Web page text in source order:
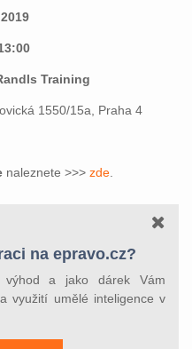
Training
1550/15a, Praha 4
naleznete >>> zde
na epravo.cz?
výhod a jako dárek Vám
využití umělé inteligence v